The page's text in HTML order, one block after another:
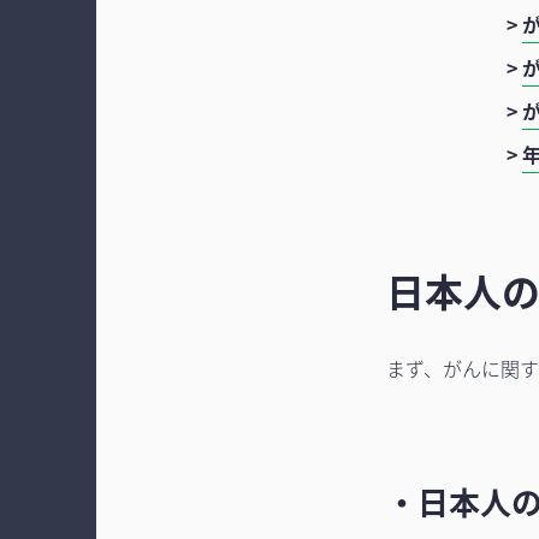
>
>
>
>
日本人
まず、がんに関
・日本人